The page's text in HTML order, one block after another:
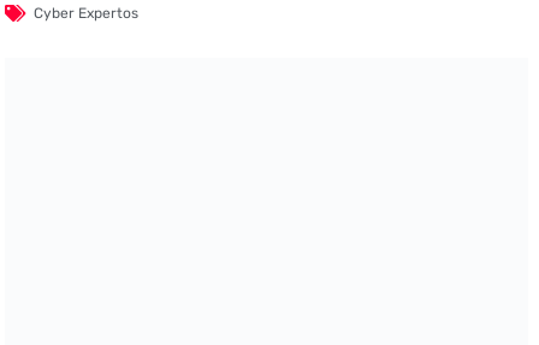
Cyber Expertos